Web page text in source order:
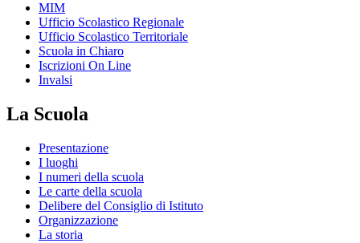
MIM
Ufficio Scolastico Regionale
Ufficio Scolastico Territoriale
Scuola in Chiaro
Iscrizioni On Line
Invalsi
La Scuola
Presentazione
I luoghi
I numeri della scuola
Le carte della scuola
Delibere del Consiglio di Istituto
Organizzazione
La storia